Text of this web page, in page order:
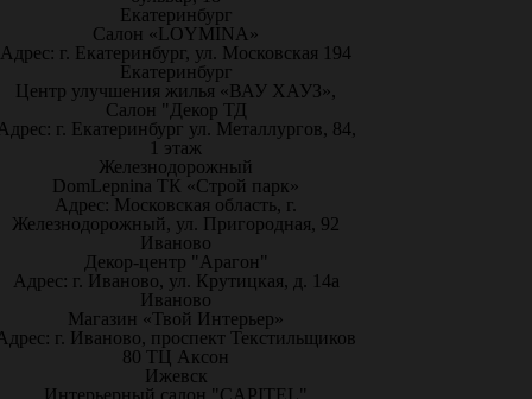
Екатеринбург
Салон «LOYMINA»
Адрес: г. Екатеринбург, ул. Московская 194
Екатеринбург
Центр улучшения жилья «ВАУ ХАУЗ»,
Салон "Декор ТД
г. Екатеринбург ул. Металлургов, 84,
1 этаж
Железнодорожный
DomLepnina ТК «Строй парк»
Адрес: Московская область, г.
Железнодорожный, ул. Пригородная, 92
Иваново
Декор-центр "Арагон"
Адрес: г. Иваново, ул. Крутицкая, д. 14а
Иваново
Магазин «Твой Интерьер»
г. Иваново, проспект Текстильщиков
80 ТЦ Аксон
Ижевск